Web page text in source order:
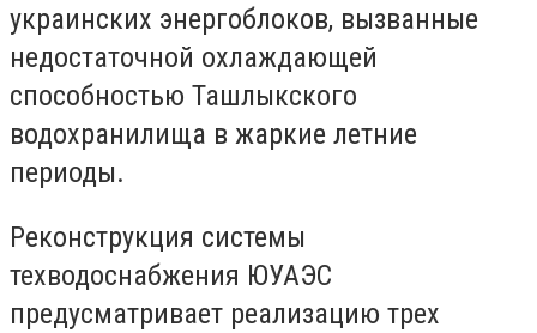
украинских энергоблоков, вызванные
недостаточной охлаждающей
способностью Ташлыкского
водохранилища в жаркие летние
периоды.
Реконструкция системы
техводоснабжения ЮУАЭС
предусматривает реализацию трех